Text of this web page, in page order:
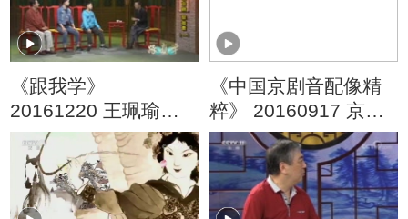
《跟我学》
20161220 王珮瑜教
京剧《捉放曹》精编
版（一）
《中国京剧音配像精
粹》 20160917 京剧
《捉放曹》